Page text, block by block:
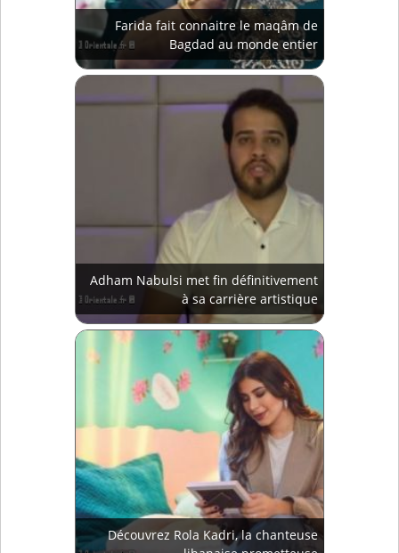
Farida fait connaitre le maqâm de
Bagdad au monde entier
Adham Nabulsi met fin définitivement
à sa carrière artistique
Découvrez Rola Kadri, la chanteuse